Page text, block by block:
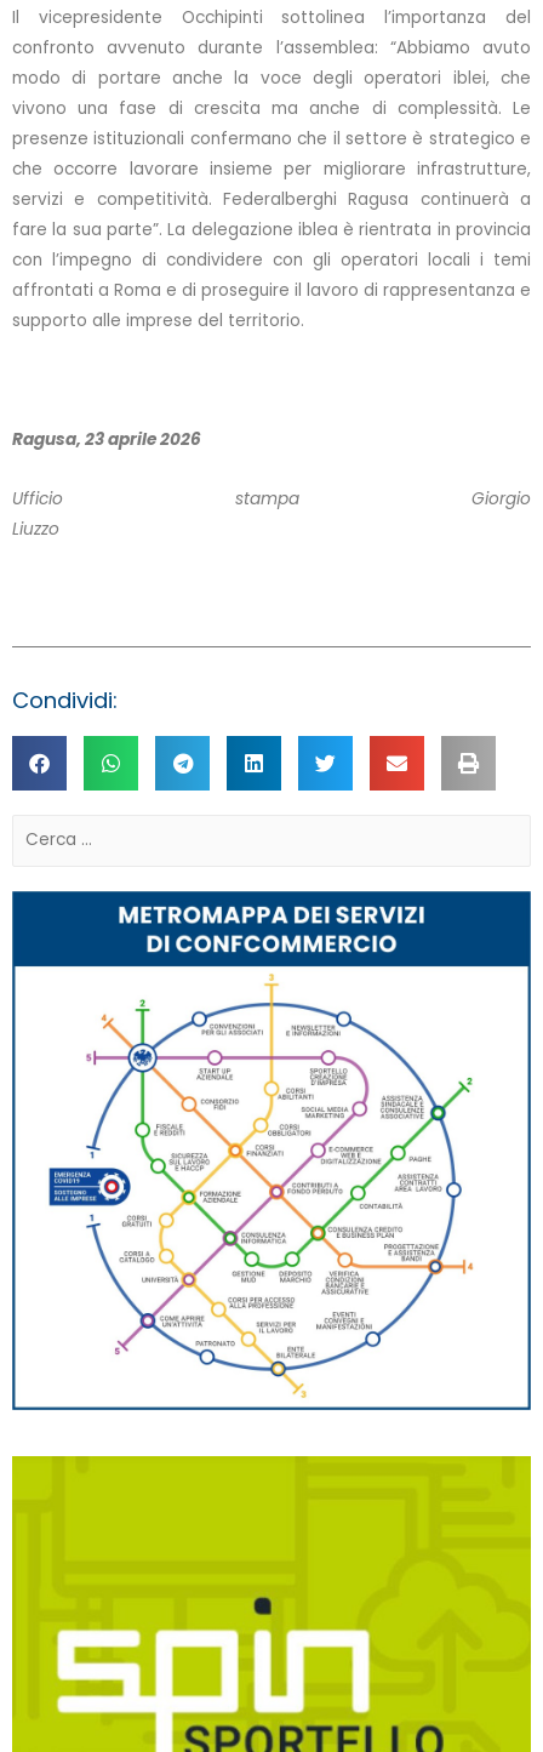
Il vicepresidente Occhipinti sottolinea l’importanza del
confronto avvenuto durante l’assemblea: “Abbiamo avuto
modo di portare anche la voce degli operatori iblei, che
vivono una fase di crescita ma anche di complessità. Le
presenze istituzionali confermano che il settore è strategico e
che occorre lavorare insieme per migliorare infrastrutture,
servizi e competitività. Federalberghi Ragusa continuerà a
fare la sua parte”. La delegazione iblea è rientrata in provincia
con l’impegno di condividere con gli operatori locali i temi
affrontati a Roma e di proseguire il lavoro di rappresentanza e
supporto alle imprese del territorio.
Ragusa, 23 aprile 2026
Ufficio stampa Giorgio
Liuzzo
Condividi: